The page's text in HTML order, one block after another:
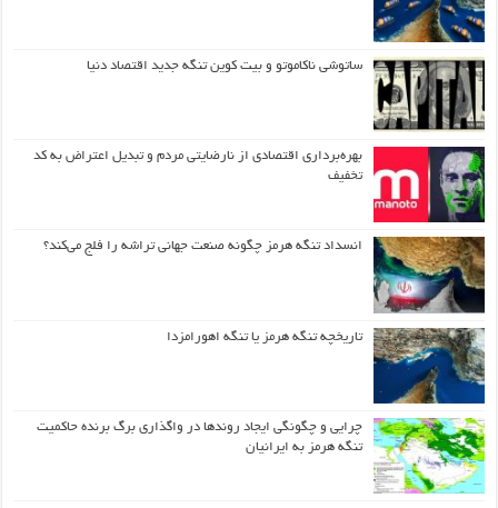
ساتوشی ناکاموتو و بیت کوین تنگه جدید اقتصاد دنیا
بهره‌برداری اقتصادی از نارضایتی مردم و تبدیل اعتراض به کد
تخفیف
انسداد تنگه هرمز چگونه صنعت جهانی تراشه را فلج می‌کند؟
تاریخچه تنگه هرمز یا تنگه اهورامزدا
چرایی و چگونگی ایجاد روندها در واگذاری برگ برنده حاکمیت
تنگه هرمز به ایرانیان